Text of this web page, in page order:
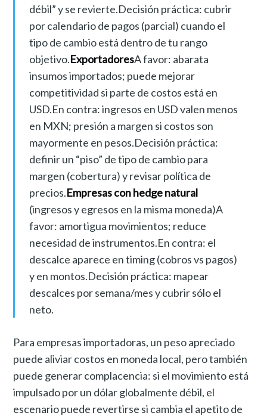
débil” y se revierte.Decisión práctica: cubrir
por calendario de pagos (parcial) cuando el
tipo de cambio está dentro de tu rango
objetivo.ExportadoresA favor: abarata
insumos importados; puede mejorar
competitividad si parte de costos está en
USD.En contra: ingresos en USD valen menos
en MXN; presión a margen si costos son
mayormente en pesos.Decisión práctica:
definir un “piso” de tipo de cambio para
margen (cobertura) y revisar política de
precios.Empresas con hedge natural
(ingresos y egresos en la misma moneda)A
favor: amortigua movimientos; reduce
necesidad de instrumentos.En contra: el
descalce aparece en timing (cobros vs pagos)
y en montos.Decisión práctica: mapear
descalces por semana/mes y cubrir sólo el
neto.
Para empresas importadoras, un peso apreciado
puede aliviar costos en moneda local, pero también
puede generar complacencia: si el movimiento está
impulsado por un dólar globalmente débil, el
escenario puede revertirse si cambia el apetito de